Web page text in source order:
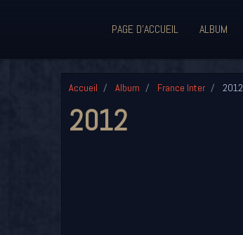
PAGE D'ACCUEIL ALBUM
Accueil Album France Inter 2012
2012